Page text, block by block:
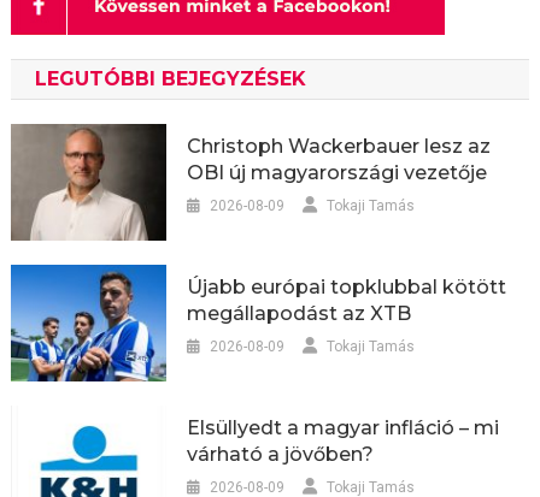
LEGUTÓBBI BEJEGYZÉSEK
Christoph Wackerbauer lesz az
OBI új magyarországi vezetője
2026-08-09 Tokaji Tamás
Újabb európai topklubbal kötött
megállapodást az XTB
2026-08-09 Tokaji Tamás
Elsüllyedt a magyar infláció – mi
várható a jövőben?
2026-08-09 Tokaji Tamás